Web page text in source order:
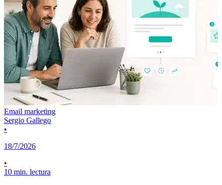
Email marketing
Sergio Gallego
•
18/7/2026
•
10 min. lectura